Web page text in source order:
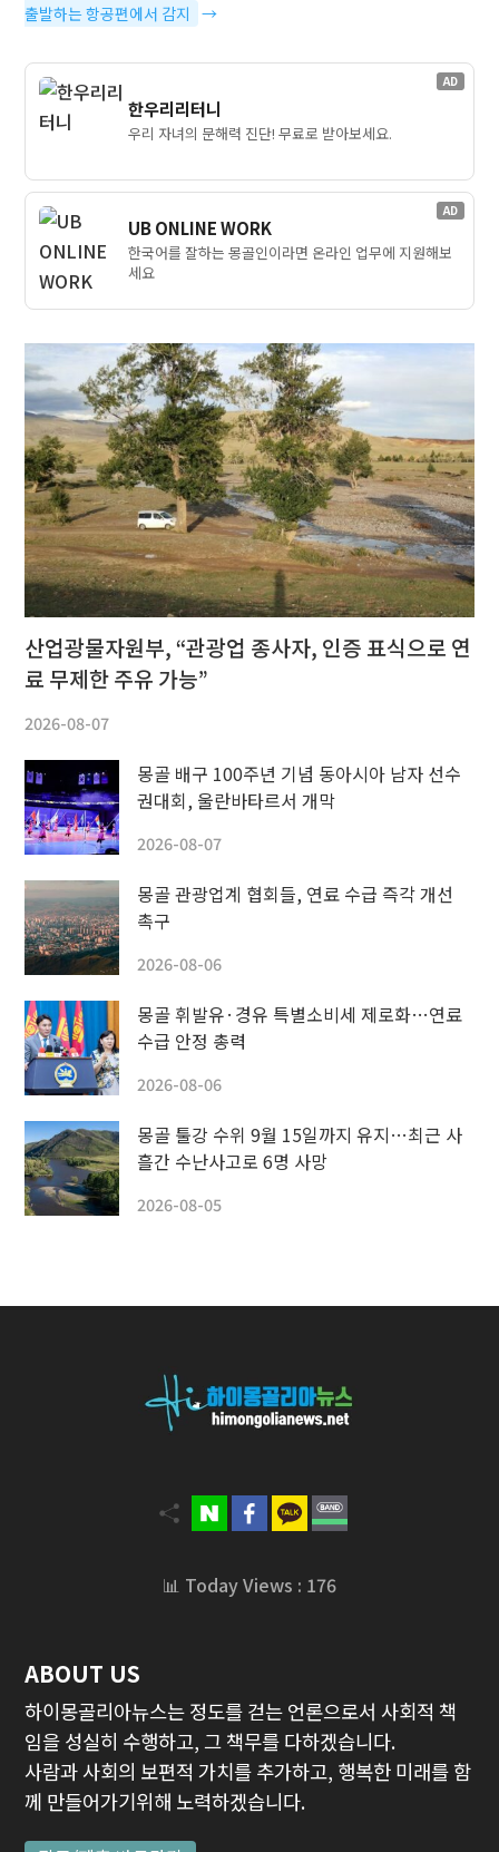
출발하는 항공편에서 감지 →
AD
한우리리터니
우리 자녀의 문해력 진단! 무료로 받아보세요.
AD
UB ONLINE WORK
한국어를 잘하는 몽골인이라면 온라인 업무에 지원해보
세요
산업광물자원부, “관광업 종사자, 인증 표식으로 연
료 무제한 주유 가능”
2026-08-07
몽골 배구 100주년 기념 동아시아 남자 선수
권대회, 울란바타르서 개막
2026-08-07
몽골 관광업계 협회들, 연료 수급 즉각 개선
촉구
2026-08-06
몽골 휘발유·경유 특별소비세 제로화…연료
수급 안정 총력
2026-08-06
몽골 툴강 수위 9월 15일까지 유지…최근 사
흘간 수난사고로 6명 사망
2026-08-05
📊 Today Views : 176
ABOUT US
하이몽골리아뉴스는 정도를 걷는 언론으로서 사회적 책
임을 성실히 수행하고, 그 책무를 다하겠습니다.
사람과 사회의 보편적 가치를 추가하고, 행복한 미래를 함
께 만들어가기위해 노력하겠습니다.